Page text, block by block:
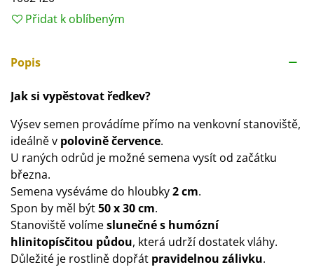
Přidat k oblíbeným
Popis
Jak si vypěstovat ředkev?
Výsev semen provádíme přímo na venkovní stanoviště,
ideálně v polovině července.
U raných odrůd je možné semena vysít od začátku
března.
Semena vyséváme do hloubky2 cm.
Spon by měl být50 x 30 cm.
Stanoviště volímeslunečné s humózní
hlinitopísčitou půdou, která udrží dostatek vláhy.
Důležité je rostlině dopřát pravidelnou zálivku.